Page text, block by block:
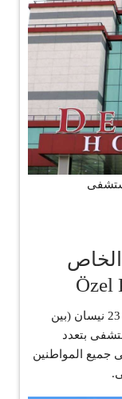
الخاص
Özel
تقع مستشفى كمال بياندير الخاص في حي 23 نيسان (بين
بتعدد
جميع المواطنين